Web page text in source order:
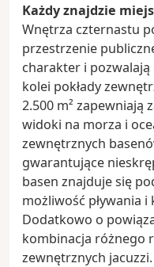
Każdy znajdzie
Wnętrza czternastu
przestrzenie
charakter i pozwalają
kolei pokłady
2.500 m² zapewniają
widoki na morza i
zewnętrznych
gwarantujące
basen znajduje się
możliwość pływania
Dodatkowo o
kombinacja różnego
zewnętrznych jacuzzi.